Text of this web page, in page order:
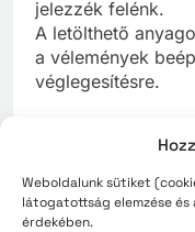
Weboldalunk sütiket
látogatottság elemzése és
érdekében.
jelezzék felénk.
A letölthető
a vélemények
véglegesítésre.
Szolnok